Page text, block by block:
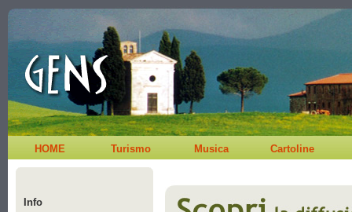
HOME Turismo Musica Cartoline
Info